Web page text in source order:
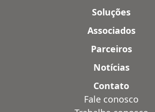
Soluções
Associados
Parceiros
Notícias
Contato
Fale conosco